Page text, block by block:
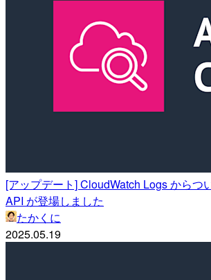
[アップデート] CloudWatch Logs からつ
API が登場しました
たかくに
2025.05.19